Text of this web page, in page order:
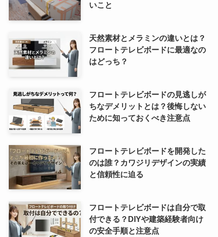
いこと
天然素材とメラミンの違いとは？
フロートテレビボードに最適なの
はどっち？
フロートテレビボードの見逃しが
ちなデメリットとは？後悔しない
ために知っておくべき注意点
フロートテレビボードを開発した
のは誰？カワジリデザインの実績
と信頼性に迫る
フロートテレビボードは自分で取
付できる？DIYや建築経験者向け
の安全手順と注意点